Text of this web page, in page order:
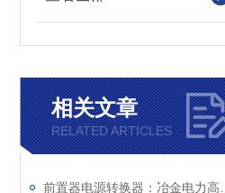
相关文章
RELATED ARTICLES